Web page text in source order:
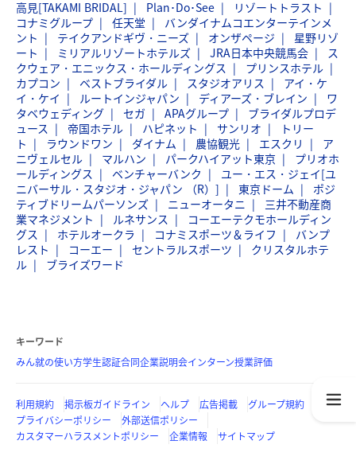
高見[TAKAMI BRIDAL] Plan･Do･See
リゾートトラスト
コナミグループ
任天堂
バンダイナムコエンターテインメ
ント
テイクアンドギヴ・ニーズ オンザページ
星野リゾ
ート
ミリアルリゾートホテルズ JRA日本中央競馬会
ス
クウェア・エニックス・ホールディングス
プリンスホテル
カプコン
ベストブライダル スタジオアリス
アイ・ケ
イ・ケイ
ルートインジャパン ディアーズ・ブレイン
ワ
タベウェディング
セガ APAグループ
ブライダルプロデ
ュース
帝国ホテル ハピネット サンリオ
トリー
ト
ラウンドワン ダイナム 農協観光 エスクリ
ア
ニヴェルセル
マルハン パークハイアット東京
プリオホ
ールディングス
ベンチャーバンク
ユー・エス・ジェイ[ユ
ニバーサル・スタジオ・ジャパン （R）]
東京ドーム
ポジ
ティブドリームパーソンズ
ニューオータニ
三井不動産商
業マネジメント
ルネサンス
コーエーテクモホールディン
グス
ホテルオークラ コナミスポーツ＆ライフ
バンプ
レスト
コーエー セントラルスポーツ
クリスタルホテ
ル
ブライズワード
キーワード
みん就の使い方学生認証合同企業説明会インターン授業評価
利用規約 掲示板ガイドライン ヘルプ 広告掲載
グループ規約
プライバシーポリシー
外部送信ポリシー
カスタマーハラスメントポリシー
企業情報 サイトマップ